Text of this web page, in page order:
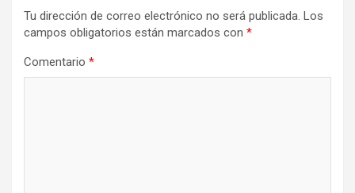
Tu dirección de correo electrónico no será publicada. Los
campos obligatorios están marcados con *
Comentario *